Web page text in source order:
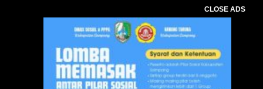
CLOSE ADS